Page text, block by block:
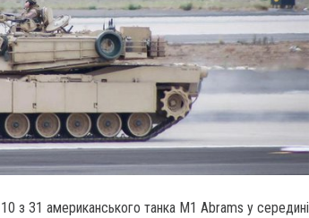
з 31 американського танка M1 Abrams у середині